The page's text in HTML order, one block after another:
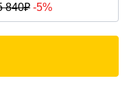
840₽ -5%